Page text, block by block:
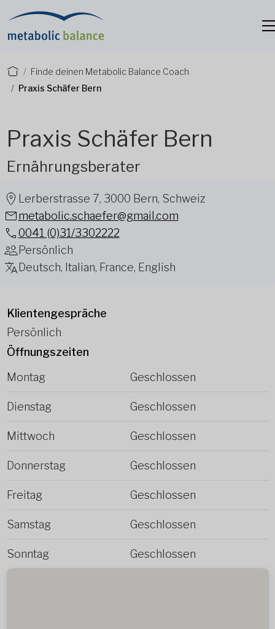
Finde deinen Metabolic Balance Coach
Praxis Schäfer Bern
Praxis Schäfer Bern
Ernährungsberater
Lerberstrasse 7, 3000 Bern, Schweiz
metabolic.schaefer@gmail.com
0041 (0)31/3302222
Persönlich
Deutsch, Italian, France, English
Klientengespräche
Persönlich
Öffnungszeiten
Montag
Geschlossen
Dienstag Geschlossen
Mittwoch Geschlossen
Donnerstag Geschlossen
Freitag Geschlossen
Samstag Geschlossen
Sonntag Geschlossen